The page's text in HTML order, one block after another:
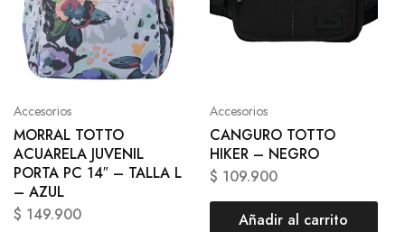
Accesorios
MORRAL TOTTO
ACUARELA JUVENIL
PORTA PC 14″ – TALLA L
– AZUL
$ 149.900
Accesorios
CANGURO TOTTO
HIKER – NEGRO
$ 109.900
Añadir al carrito